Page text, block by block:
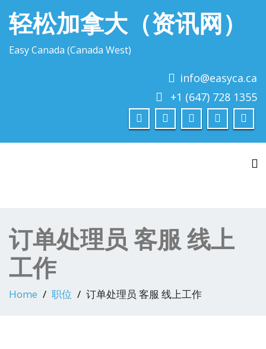
轻松加拿大（资讯网）
Easy Canada (Canada West)
info@easyca.ca
+1 (647) 728 1355
订单处理员 客服 线上
工作
Home 职位 订单处理员 客服 线上工作